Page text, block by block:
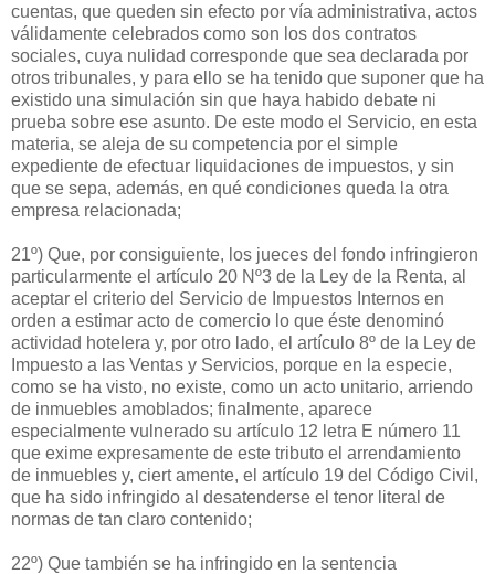
cuentas, que queden sin efecto por vía administrativa, actos
válidamente celebrados como son los dos contratos
sociales, cuya nulidad corresponde que sea declarada por
otros tribunales, y para ello se ha tenido que suponer que ha
existido una simulación sin que haya habido debate ni
prueba sobre ese asunto. De este modo el Servicio, en esta
materia, se aleja de su competencia por el simple
expediente de efectuar liquidaciones de impuestos, y sin
que se sepa, además, en qué condiciones queda la otra
empresa relacionada;
21º) Que, por consiguiente, los jueces del fondo infringieron
particularmente el artículo 20 Nº3 de la Ley de la Renta, al
aceptar el criterio del Servicio de Impuestos Internos en
orden a estimar acto de comercio lo que éste denominó
actividad hotelera y, por otro lado, el artículo 8º de la Ley de
Impuesto a las Ventas y Servicios, porque en la especie,
como se ha visto, no existe, como un acto unitario, arriendo
de inmuebles amoblados; finalmente, aparece
especialmente vulnerado su artículo 12 letra E número 11
que exime expresamente de este tributo el arrendamiento
de inmuebles y, ciert amente, el artículo 19 del Código Civil,
que ha sido infringido al desatenderse el tenor literal de
normas de tan claro contenido;
22º) Que también se ha infringido en la sentencia